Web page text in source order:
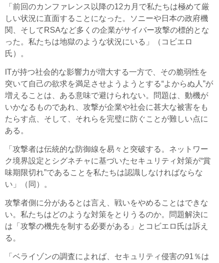
「前回のカンファレンス以降の12カ月で私たちは極めて厳
しい状況に直面することになった。ソニーや日本の政府機
関、そしてRSAなど多くの企業がサイバー攻撃の標的とな
った。私たちは地獄のような状況にいる」（コビエロ
氏）。
ITが持つ社会的な影響力が増大する一方で、その脆弱性を
突いて自己の欲求を満足させようようとする“よからぬ人”が
増えることは、ある意味で避けられない。問題は、動機が
いかなるものであれ、攻撃が企業や社会に甚大な被害をも
たらす点、そして、それらを完璧に防ぐことが難しい点に
ある。
「攻撃者は伝統的な防御線を易々と突破する。ネットワー
ク境界設定とシグネチャに基づいたセキュリティ対策が“賞
味期限切れ”であることを私たちは認識しなければならな
い」（同）。
攻撃者側に分があるとは言え、戦いをやめることはできな
い。私たちはどのような対策をとりうるのか。問題解決に
は「攻撃の機先を制する必要がある」とコビエロ氏は訴え
る。
「ベライゾンの調査によれば、セキュリティ侵害の91％は